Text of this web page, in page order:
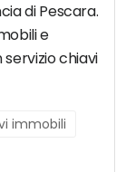
di Pescara.
e
chiavi
immobili